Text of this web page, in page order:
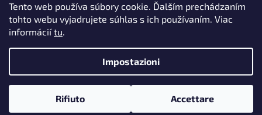
Tento web používa súbory cookie. Ďalším prechádzaním
tohto webu vyjadrujete súhlas s ich používaním. Viac
informáciítu.
Impostazioni
Rifiuto Accettare
Creato da Shoptet
Copyright 2026 . Tutti i diritti riservati.